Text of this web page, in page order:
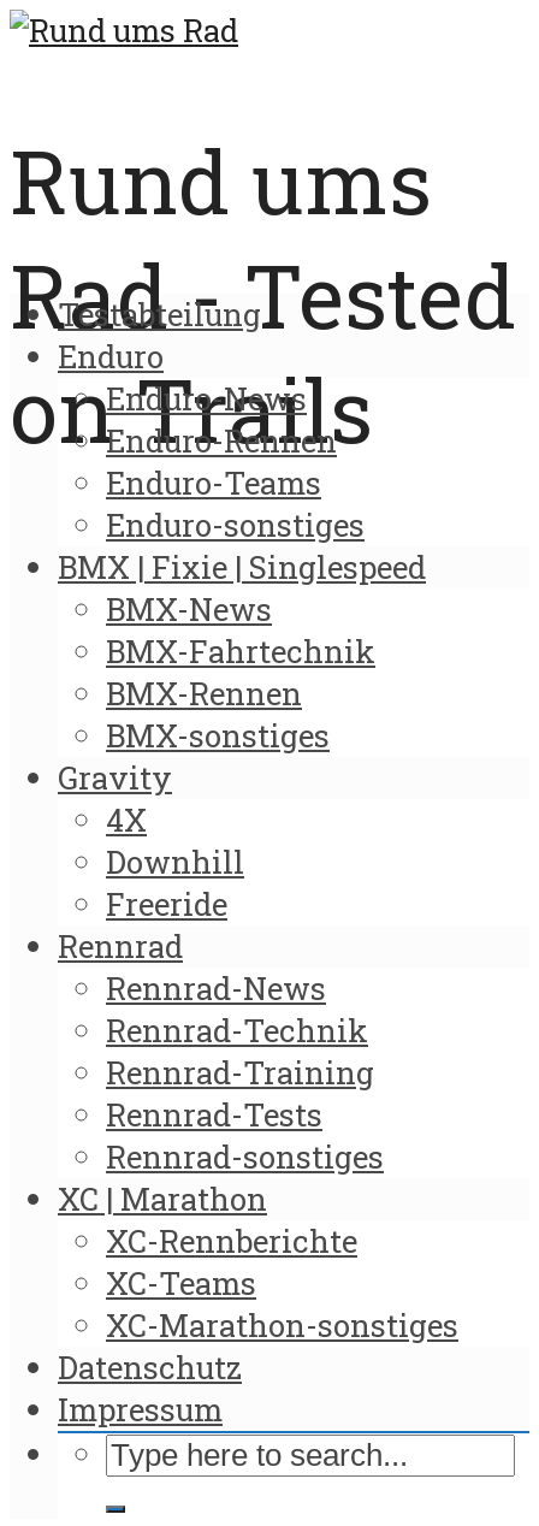
Rund ums
Rad - Tested
on Trails
Testabteilung
Enduro
Enduro-News
Enduro-Rennen
Enduro-Teams
Enduro-sonstiges
BMX | Fixie | Singlespeed
BMX-News
BMX-Fahrtechnik
BMX-Rennen
BMX-sonstiges
Gravity
4X
Downhill
Freeride
Rennrad
Rennrad-News
Rennrad-Technik
Rennrad-Training
Rennrad-Tests
Rennrad-sonstiges
XC | Marathon
XC-Rennberichte
XC-Teams
XC-Marathon-sonstiges
Datenschutz
Impressum